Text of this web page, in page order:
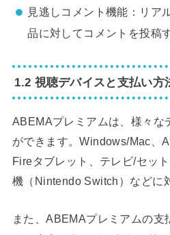
見逃しコメント機能：リア
品に対してコメントを投稿
1.2 視聴デバイスと支払い方
ABEMAプレミアムは、様々な
ができます。Windows/Mac、
Fireタブレット、テレビ/セッ
機（Nintendo Switch）などに
また、ABEMAプレミアムの支